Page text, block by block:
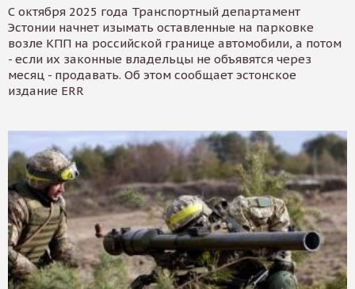
С октября 2025 года Транспортный департамент
Эстонии начнет изымать оставленные на парковке
возле КПП на российской границе автомобили, а потом
- если их законные владельцы не объявятся через
месяц - продавать. Об этом сообщает эстонское
издание ERR